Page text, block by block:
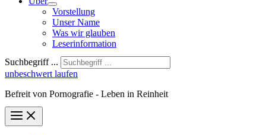
Vorstellung
Unser Name
Was wir glauben
Leser­infor­mation
Suchbegriff ...
unbeschwert laufen
Befreit von Pornografie - Leben in Reinheit